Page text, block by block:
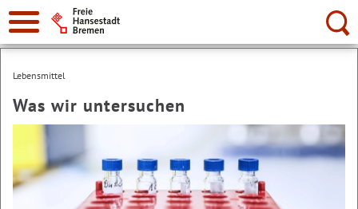
Suche:
Lebensmittel
Was wir untersuchen